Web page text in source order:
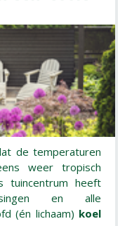
de temperaturen
weer tropisch
tuincentrum heeft
en alle
(én lichaam) koel